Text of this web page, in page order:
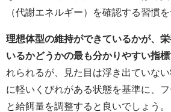
（代謝エネルギー）を確認する習慣を
理想体型の維持ができているかが、
いるかどうかの最も分かりやすい指標
れられるが、見た目は浮き出ていな
に軽いくびれがある状態を基準に、
と給餌量を調整すると良いでしょう。